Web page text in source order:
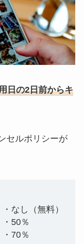
日の2日前からキ
セルポリシーが
なし（無料）
50％
70％